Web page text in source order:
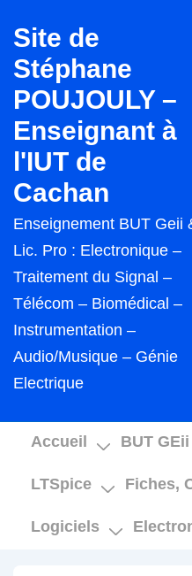
passer
au
contenu
principal
Site de
Stéphane
POUJOULY –
Enseignant à
l'IUT de
Cachan
Enseignement BUT Geii
Lic. Pro : Electronique –
Traitement du Signal –
Télécom – Biomédical –
Instrumentation –
Audio/Musique – Génie
Electrique
Main
Accueil BUT GEii
LTSpice Fiches,
Logiciels